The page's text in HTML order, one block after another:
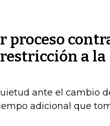
proceso
a la
ante el cambio
adicional que